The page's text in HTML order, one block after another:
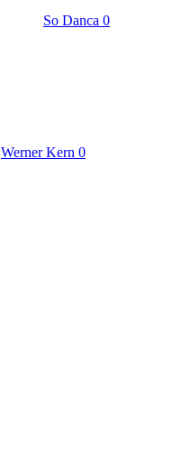
So Danca 0
Werner Kern 0